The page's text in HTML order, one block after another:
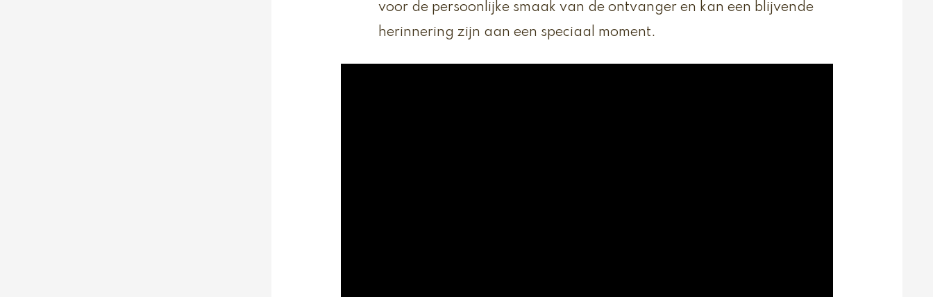
voor de persoonlijke smaak van de ontvanger en kan een blijvende
herinnering zijn aan een speciaal moment.